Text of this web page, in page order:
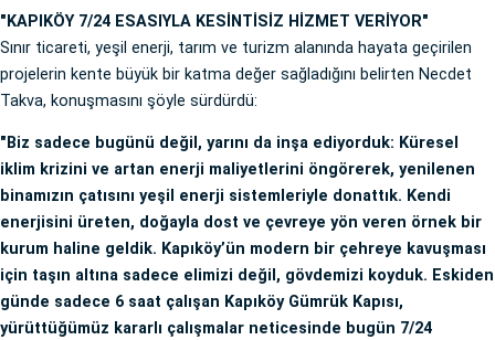
"KAPIKÖY 7/24 ESASIYLA KESİNTİSİZ HİZMET VERİYOR"
Sınır ticareti, yeşil enerji, tarım ve turizm alanında hayata geçirilen
projelerin kente büyük bir katma değer sağladığını belirten Necdet
Takva, konuşmasını şöyle sürdürdü:
"Biz sadece bugünü değil, yarını da inşa ediyorduk: Küresel
iklim krizini ve artan enerji maliyetlerini öngörerek, yenilenen
binamızın çatısını yeşil enerji sistemleriyle donattık. Kendi
enerjisini üreten, doğayla dost ve çevreye yön veren örnek bir
kurum haline geldik. Kapıköy’ün modern bir çehreye kavuşması
için taşın altına sadece elimizi değil, gövdemizi koyduk. Eskiden
günde sadece 6 saat çalışan Kapıköy Gümrük Kapısı,
yürüttüğümüz kararlı çalışmalar neticesinde bugün 7/24